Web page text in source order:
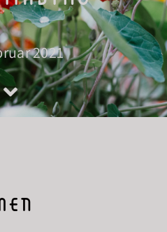
mich
2021